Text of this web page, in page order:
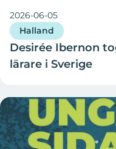
2026-06-05
Halland
Desirée Ibernon
lärare i Sverige